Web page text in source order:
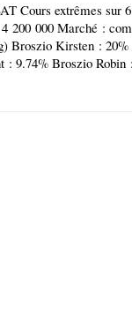
Cours extrêmes sur
200 000 Marché :
Broszio Kirsten :
: 9.74% Broszio Robin